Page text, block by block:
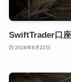
SwiftTrader口
2026年6月22日